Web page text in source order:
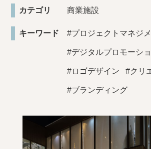
カテゴリ 商業施設
キーワード #プロジェクトマネジ
#デジタルプロモーシ
#ロゴデザイン #クリ
#ブランディング